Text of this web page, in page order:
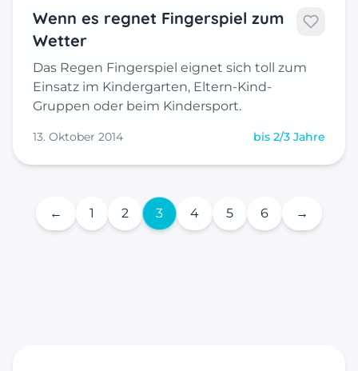
Wenn es regnet Fingerspiel zum
Wetter
Das Regen Fingerspiel eignet sich toll zum
Einsatz im Kindergarten, Eltern-Kind-
Gruppen oder beim Kindersport.
13. Oktober 2014 bis 2/3 Jahre
← 1 2 3 4 5 6 →